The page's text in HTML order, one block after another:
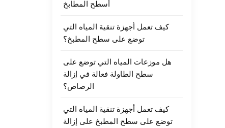
أسطح المطابخ
كيف تعمل أجهزة تنقية المياه التي
توضع على سطح المطبخ؟
هل موزعات المياه التي توضع على
سطح الطاولة فعالة في إزالة
الرصاص؟
كيف تعمل أجهزة تنقية المياه التي
توضع على سطح المطبخ على إزالة